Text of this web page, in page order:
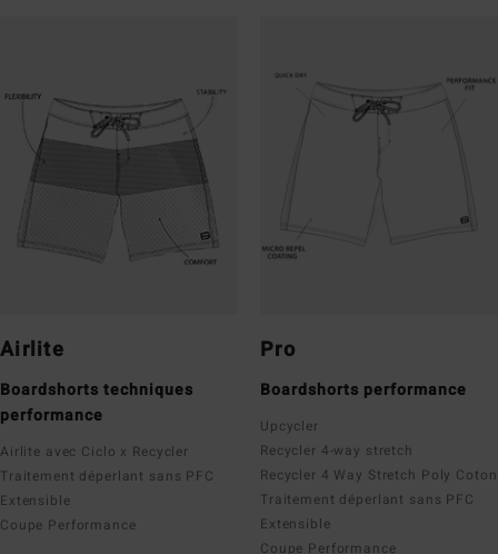
Airlite
Boardshorts techniques
performance
Airlite avec Ciclo x Recycler
Traitement déperlant sans PFC
Extensible
Coupe Performance
Pro
Boardshorts performance
Upcycler
Recycler 4-way stretch
Recycler 4 Way Stretch Poly Coton
Traitement déperlant sans PFC
Extensible
Coupe Performance